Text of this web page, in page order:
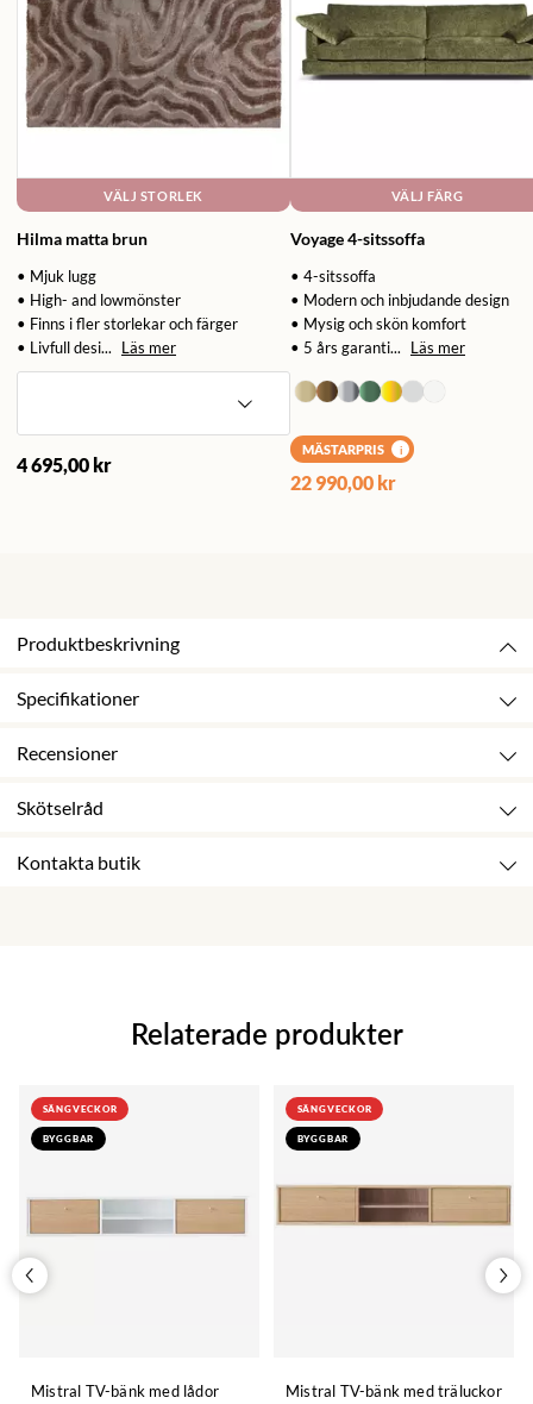
VÄLJ STORLEK
Hilma matta brun
• Mjuk lugg
• High- and lowmönster
• Finns i fler storlekar och färger
• Livfull desi...
Läs mer
4 695,00 kr
VÄLJ FÄRG
Voyage 4-sitssoffa
• 4-sitssoffa
• Modern och inbjudande design
• Mysig och skön komfort
• 5 års garanti...
Läs mer
MÄSTARPRIS i
22 990,00 kr
Produktbeskrivning
Specifikationer
Recensioner
Skötselråd
Kontakta butik
Relaterade produkter
SÄNGVECKOR
BYGGBAR
Mistral TV-bänk med lådor
SÄNGVECKOR
BYGGBAR
Mistral TV-bänk med träluckor